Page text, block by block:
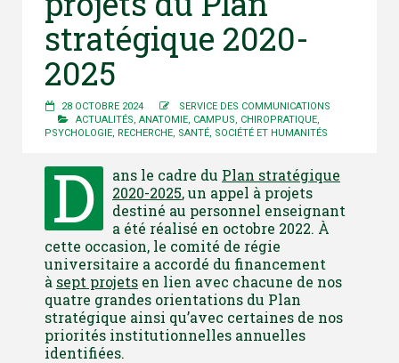
stratégique 2020-
2025
28 OCTOBRE 2024
SERVICE DES COMMUNICATIONS
ACTUALITÉS ANATOMIE CAMPUS CHIROPRATIQUE
PSYCHOLOGIE RECHERCHE SANTÉ SOCIÉTÉ ET HUMANITÉS
D ans le cadre du Plan stratégique
2020-2025, un appel à projets
destiné au personnel enseignant
a été réalisé en octobre 2022. À
cette occasion, le comité de régie
universitaire a accordé du financement
à sept projets en lien avec chacune de nos
quatre grandes orientations du Plan
stratégique ainsi qu’avec certaines de nos
priorités institutionnelles annuelles
identifiées.